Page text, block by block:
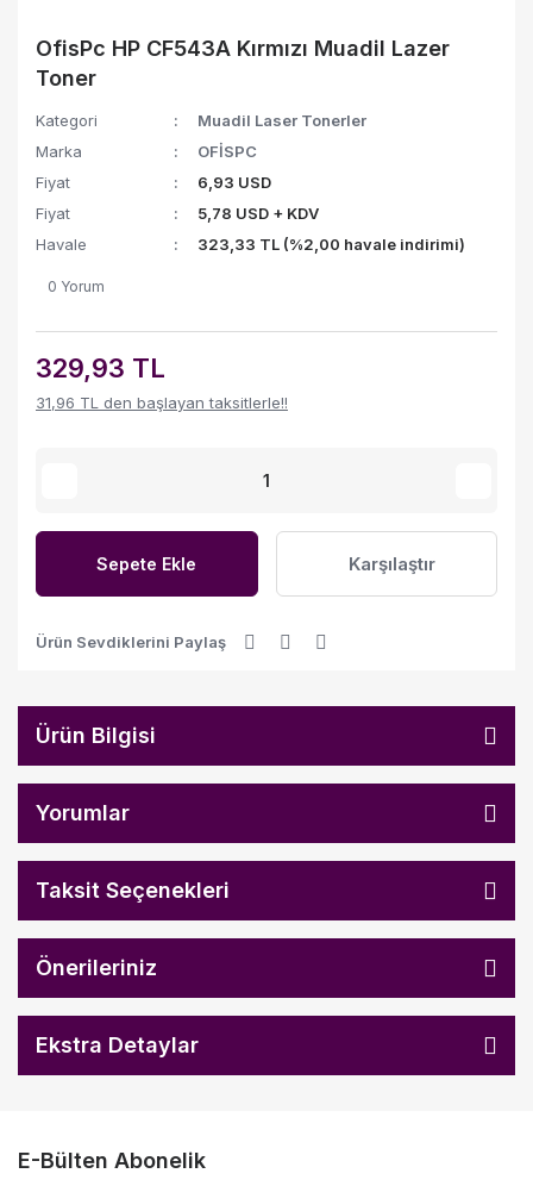
OfisPc HP CF543A Kırmızı Muadil Lazer
Toner
Kategori
Muadil Laser Tonerler
Marka
OFİSPC
Fiyat
6,93 USD
Fiyat
5,78 USD + KDV
Havale
323,33 TL (%2,00 havale indirimi)
0 Yorum
329,93 TL
31,96 TL den başlayan taksitlerle!!
Sepete Ekle Karşılaştır
Ürün Sevdiklerini Paylaş
Ürün Bilgisi
Yorumlar
Taksit Seçenekleri
Önerileriniz
Ekstra Detaylar
E-Bülten Abonelik